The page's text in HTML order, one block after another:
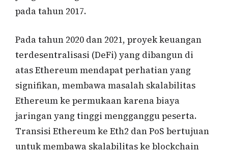
pada tahun 2017.
Pada tahun 2020 dan 2021, proyek keuangan
terdesentralisasi (DeFi) yang dibangun di
atas Ethereum mendapat perhatian yang
signifikan, membawa masalah skalabilitas
Ethereum ke permukaan karena biaya
jaringan yang tinggi mengganggu peserta.
Transisi Ethereum ke Eth2 dan PoS bertujuan
untuk membawa skalabilitas ke blockchain